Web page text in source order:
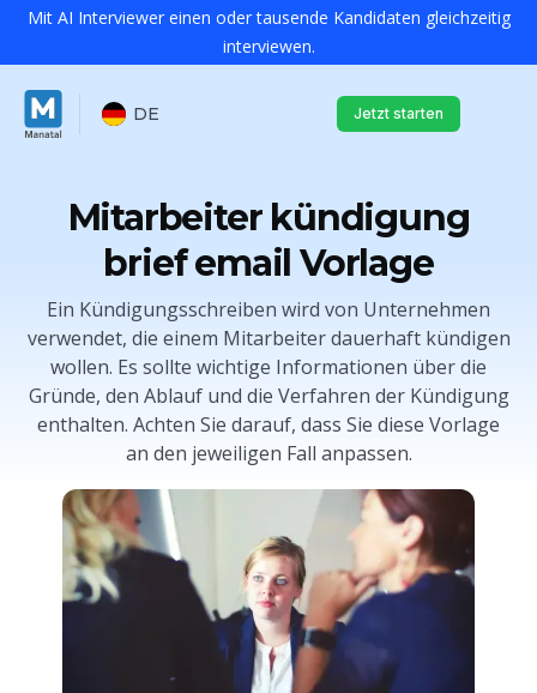
Mit AI Interviewer einen oder tausende Kandidaten gleichzeitig
interviewen.
DE Jetzt starten
Mitarbeiter kündigung
brief email Vorlage
Ein Kündigungsschreiben wird von Unternehmen
verwendet, die einem Mitarbeiter dauerhaft kündigen
wollen. Es sollte wichtige Informationen über die
Gründe, den Ablauf und die Verfahren der Kündigung
enthalten. Achten Sie darauf, dass Sie diese Vorlage
an den jeweiligen Fall anpassen.